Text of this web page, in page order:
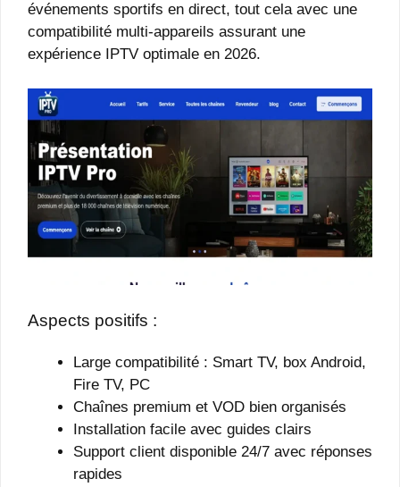
événements sportifs en direct, tout cela avec une
compatibilité multi-appareils assurant une
expérience IPTV optimale en 2026.
Aspects positifs :
Large compatibilité : Smart TV, box Android,
Fire TV, PC
Chaînes premium et VOD bien organisés
Installation facile avec guides clairs
Support client disponible 24/7 avec réponses
rapides